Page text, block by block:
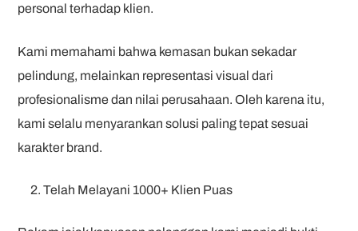
personal terhadap klien.
Kami memahami bahwa kemasan bukan sekadar
pelindung, melainkan representasi visual dari
profesionalisme dan nilai perusahaan. Oleh karena itu,
kami selalu menyarankan solusi paling tepat sesuai
karakter brand.
Telah Melayani 1000+ Klien Puas